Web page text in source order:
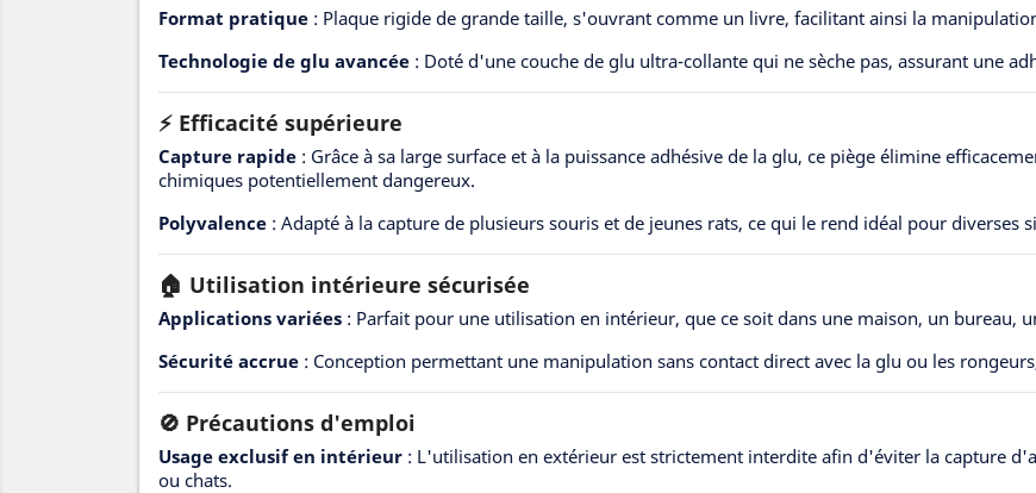
Format pratique : Plaque rigide de grande taille, s'ouvrant comme un livre, facilitant ainsi la
Technologie de glu avancée : Doté d'une couche de glu ultra-collante qui ne sèche pas, assurant une
⚡ Efficacité supérieure
Capture rapide : Grâce à sa large surface et à la puissance adhésive de la glu, ce piège élimine
chimiques potentiellement dangereux.
Polyvalence : Adapté à la capture de plusieurs souris et de jeunes rats, ce qui le rend idéal pour diverses
🏠 Utilisation intérieure sécurisée
Applications variées : Parfait pour une utilisation en intérieur, que ce soit dans une maison, un bureau,
Sécurité accrue : Conception permettant une manipulation sans contact direct avec la glu ou les
🚫 Précautions d'emploi
Usage exclusif en intérieur : L'utilisation en extérieur est strictement interdite afin d'éviter la capture
ou chats.